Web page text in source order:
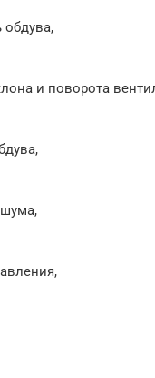
и поворота